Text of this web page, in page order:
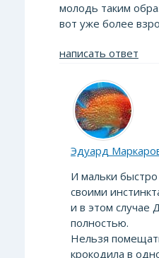
молодь таким
вот уже более
написать ответ
Эдуард
И мальки
своими
и в этом случае
полностью.
Нельзя
крокодила в